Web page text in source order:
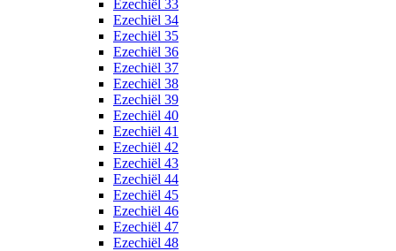
Ezechiël 33
Ezechiël 34
Ezechiël 35
Ezechiël 36
Ezechiël 37
Ezechiël 38
Ezechiël 39
Ezechiël 40
Ezechiël 41
Ezechiël 42
Ezechiël 43
Ezechiël 44
Ezechiël 45
Ezechiël 46
Ezechiël 47
Ezechiël 48